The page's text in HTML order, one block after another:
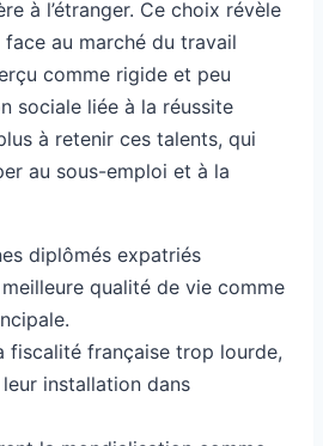
à l’étranger. Ce choix révèle
au marché du travail
comme rigide et peu
sociale liée à la réussite
à retenir ces talents, qui
au sous-emploi et à la
diplômés expatriés
qualité de vie comme
fiscalité française trop lourde,
installation dans